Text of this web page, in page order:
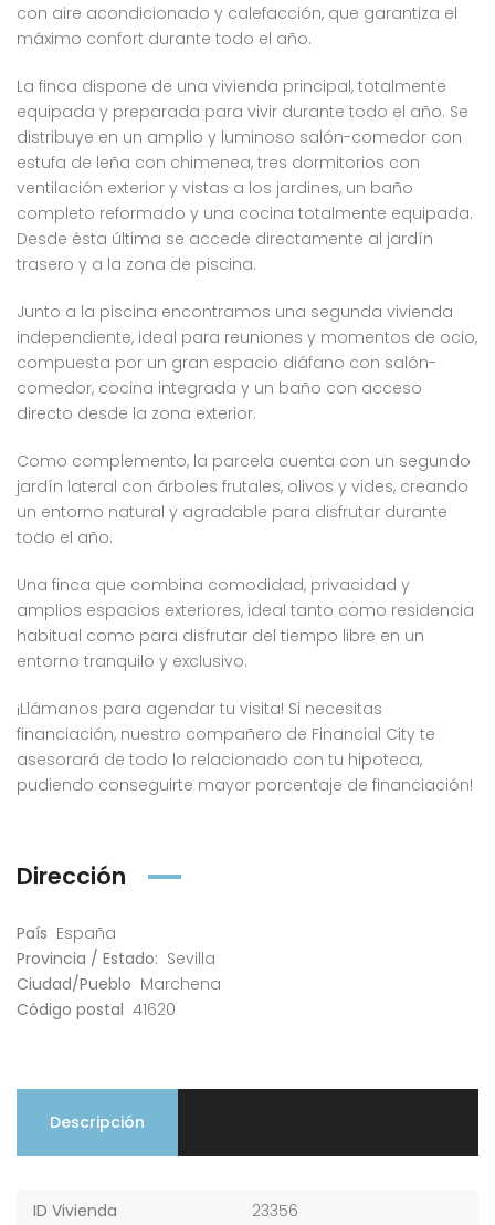
con aire acondicionado y calefacción, que garantiza el
máximo confort durante todo el año.
La finca dispone de una vivienda principal, totalmente
equipada y preparada para vivir durante todo el año. Se
distribuye en un amplio y luminoso salón-comedor con
estufa de leña con chimenea, tres dormitorios con
ventilación exterior y vistas a los jardines, un baño
completo reformado y una cocina totalmente equipada.
Desde ésta última se accede directamente al jardín
trasero y a la zona de piscina.
Junto a la piscina encontramos una segunda vivienda
independiente, ideal para reuniones y momentos de ocio,
compuesta por un gran espacio diáfano con salón-
comedor, cocina integrada y un baño con acceso
directo desde la zona exterior.
Como complemento, la parcela cuenta con un segundo
jardín lateral con árboles frutales, olivos y vides, creando
un entorno natural y agradable para disfrutar durante
todo el año.
Una finca que combina comodidad, privacidad y
amplios espacios exteriores, ideal tanto como residencia
habitual como para disfrutar del tiempo libre en un
entorno tranquilo y exclusivo.
¡Llámanos para agendar tu visita! Si necesitas
financiación, nuestro compañero de Financial City te
asesorará de todo lo relacionado con tu hipoteca,
pudiendo conseguirte mayor porcentaje de financiación!
Dirección
País España
Provincia / Estado: Sevilla
Ciudad/Pueblo Marchena
Código postal 41620
Descripción
ID Vivienda 23356